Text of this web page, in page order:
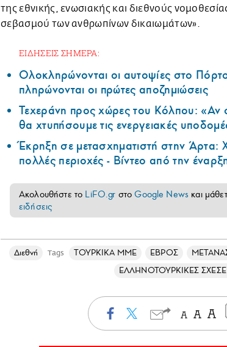
της εθνικής, ενωσιακής και διεθνούς
σεβασμού των ανθρωπίνων δικαιωμάτων».
ΕΙΔΗΣΕΙΣ ΣΗΜΕΡΑ:
Ολοκληρώνονται οι αυτοψίες στο
πληρώνονται οι πρώτες αποζημιώσεις
Τεχεράνη προς χώρες του Κόλπου: «Αν
θα χτυπήσουμε τις ενεργειακές
Έκρηξη σε μετασχηματιστή στην Άρτα:
πολλές περιοχές - Βίντεο από την
Ακολουθήστε το LiFO.gr στοGoogle News και
ειδήσεις
Διεθνή Tags ΤΟΥΡΚΙΚΑ ΜΜΕ ΕΒΡΟΣ
ΕΛΛΗΝΟΤΟΥΡΚΙΚΕΣ